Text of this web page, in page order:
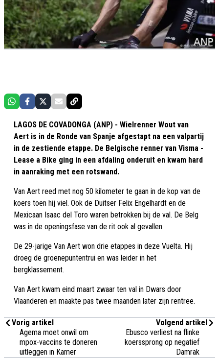
LAGOS DE COVADONGA (ANP) - Wielrenner Wout van
Aert is in de Ronde van Spanje afgestapt na een valpartij
in de zestiende etappe. De Belgische renner van Visma -
Lease a Bike ging in een afdaling onderuit en kwam hard
in aanraking met een rotswand.
Van Aert reed met nog 50 kilometer te gaan in de kop van de
koers toen hij viel. Ook de Duitser Felix Engelhardt en de
Mexicaan Isaac del Toro waren betrokken bij de val. De Belg
was in de openingsfase van de rit ook al gevallen.
De 29-jarige Van Aert won drie etappes in deze Vuelta. Hij
droeg de groenepuntentrui en was leider in het
bergklassement.
Van Aert kwam eind maart zwaar ten val in Dwars door
Vlaanderen en maakte pas twee maanden later zijn rentree.
Vorig artikel
Agema moet onwil om
mpox-vaccins te doneren
uitleggen in Kamer
Volgend artikel
Ebusco verliest na flinke
koerssprong op negatief
Damrak